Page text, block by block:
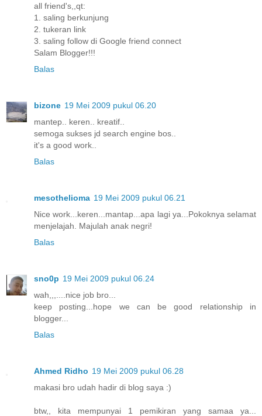
all friend's,,qt:
1. saling berkunjung
2. tukeran link
3. saling follow di Google friend connect
Salam Blogger!!!
Balas
bizone 19 Mei 2009 pukul 06.20
mantep.. keren.. kreatif..
semoga sukses jd search engine bos..
it's a good work..
Balas
mesothelioma 19 Mei 2009 pukul 06.21
Nice work...keren...mantap...apa lagi ya...Pokoknya selamat
menjelajah. Majulah anak negri!
Balas
sno0p 19 Mei 2009 pukul 06.24
wah,,,....nice job bro...
keep posting...hope we can be good relationship in
blogger...
Balas
Ahmed Ridho 19 Mei 2009 pukul 06.28
makasi bro udah hadir di blog saya :)
btw,, kita mempunyai 1 pemikiran yang samaa ya...